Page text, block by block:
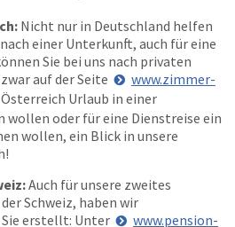
Nicht nur in Deutschland helfen
einer Unterkunft, auch für eine
Sie bei uns nach privaten
auf der Seite
www.zimmer-
Österreich Urlaub in einer
wollen oder für eine Dienstreise ein
wollen, ein Blick in unsere
Auch für unsere zweites
Schweiz, haben wir
erstellt: Unter
www.pension-